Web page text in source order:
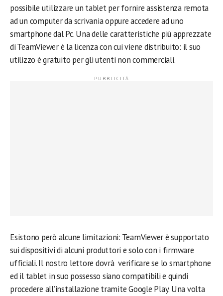
possibile utilizzare un tablet per fornire assistenza remota
ad un computer da scrivania oppure accedere ad uno
smartphone dal Pc. Una delle caratteristiche più apprezzate
di TeamViewer è la licenza con cui viene distribuito: il suo
utilizzo è gratuito per gli utenti non commerciali.
Esistono però alcune limitazioni: TeamViewer è supportato
sui dispositivi di alcuni produttori e solo con i firmware
ufficiali. Il nostro lettore dovrà verificare se lo smartphone
ed il tablet in suo possesso siano compatibili e quindi
procedere all’installazione tramite Google Play. Una volta